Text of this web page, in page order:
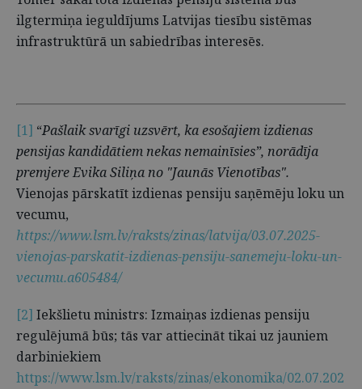
ilgtermiņa ieguldījums Latvijas tiesību sistēmas
infrastruktūrā un sabiedrības interesēs.
[1] “Pašlaik svarīgi uzsvērt, ka esošajiem izdienas
pensijas kandidātiem nekas nemainīsies”, norādīja
premjere Evika Siliņa no "Jaunās Vienotības".
Vienojas pārskatīt izdienas pensiju saņēmēju loku un
vecumu,
https://www.lsm.lv/raksts/zinas/latvija/03.07.2025-
vienojas-parskatit-izdienas-pensiju-sanemeju-loku-un-
vecumu.a605484/
[2] Iekšlietu ministrs: Izmaiņas izdienas pensiju
regulējumā būs; tās var attiecināt tikai uz jauniem
darbiniekiem
https://www.lsm.lv/raksts/zinas/ekonomika/02.07.202